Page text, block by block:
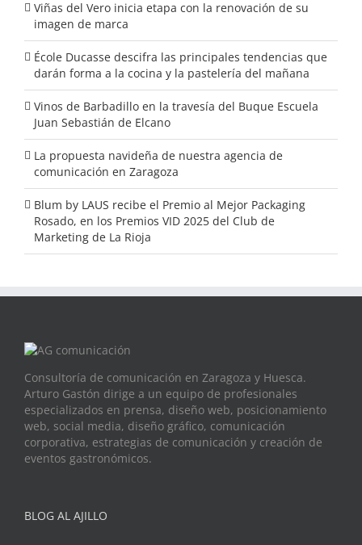
Viñas del Vero inicia etapa con la renovación de su
imagen de marca
École Ducasse descifra las principales tendencias que
darán forma a la cocina y la pastelería del mañana
Vinos de Barbadillo en la travesía del Buque Escuela
Juan Sebastián de Elcano
La propuesta navideña de nuestra agencia de
comunicación en Zaragoza
Blum by LAUS recibe el Premio al Mejor Packaging
Rosado, en los Premios VID 2025 del Club de
Marketing de La Rioja
Consultoría de comunicación en Zaragoza y Huesca.
Arturo Gastón dirige a un equipo de profesionales
especializados en prensa, diseño web, posicionamiento
web, social media, diseño gráfico, comunicación
corporativa, estrategias de comunicación y creación de
eventos gastronómicos.
BLOG AL AJILLO